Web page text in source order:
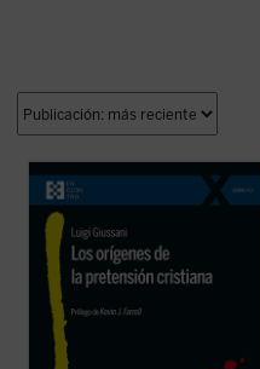
En este libro lúcido y provocador, Luigi
Giussani se adentra en la cuestión decisiva
del cristianismo: su pretensión única e
irreductible.Los orígenes de la pretensión
cristiana
no es un tratado teológico, sino
una propuesta ... (ver ficha)